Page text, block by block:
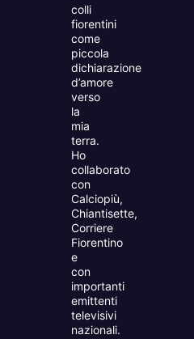
colli
fiorentini
come
piccola
dichiarazione
d’amore
verso
la
mia
terra.
Ho
collaborato
con
Calciopiù,
Chiantisette,
Corriere
Fiorentino
e
con
importanti
emittenti
televisivi
nazionali.